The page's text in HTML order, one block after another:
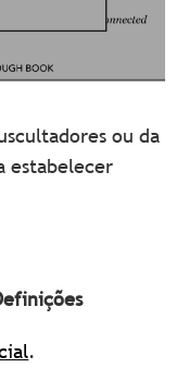
ou da
estabelecer
.